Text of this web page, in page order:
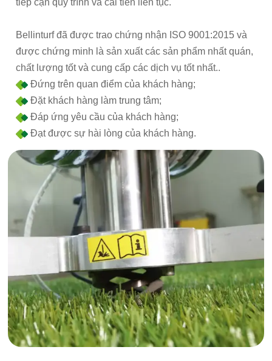
tiếp cận quy trình và cải tiến liên tục.
Bellinturf đã được trao chứng nhận ISO 9001:2015 và
được chứng minh là sản xuất các sản phẩm nhất quán,
chất lượng tốt và cung cấp các dịch vụ tốt nhất..
Đứng trên quan điểm của khách hàng;
Đặt khách hàng làm trung tâm;
Đáp ứng yêu cầu của khách hàng;
Đạt được sự hài lòng của khách hàng.